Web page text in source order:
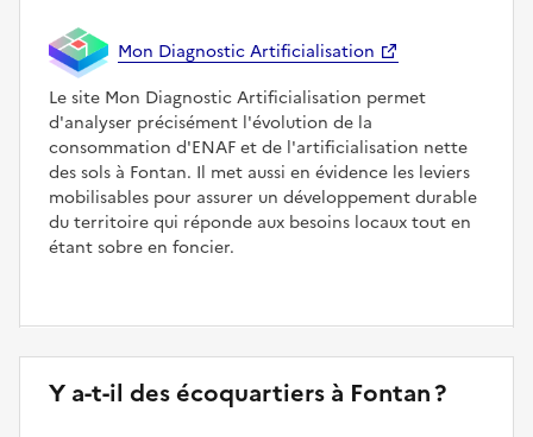
Mon Diagnostic Artificialisation
Le site Mon Diagnostic Artificialisation permet
d'analyser précisément l'évolution de la
consommation d'ENAF et de l'artificialisation nette
des sols à Fontan. Il met aussi en évidence les leviers
mobilisables pour assurer un développement durable
du territoire qui réponde aux besoins locaux tout en
étant sobre en foncier.
Y a-t-il des écoquartiers à Fontan ?